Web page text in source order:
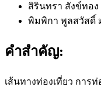
สิรินทรา สังข์ทอง
พิมพิกา พูลสวัสดิ์
คำสำคัญ:
เส้นทางท่องเที่ยว การ